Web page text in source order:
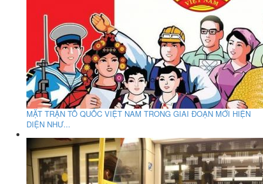
MẶT TRẬN TỔ QUỐC VIỆT NAM TRONG GIAI ĐOẠN MỚI HIỆN
DIỆN NHƯ...